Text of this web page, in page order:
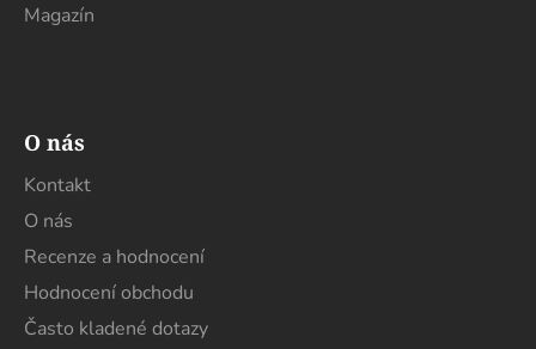
Magazín
O nás
Kontakt
O nás
Recenze a hodnocení
Hodnocení obchodu
Často kladené dotazy